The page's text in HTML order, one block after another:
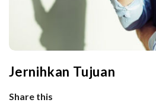
Jernihkan Tujuan
Share this